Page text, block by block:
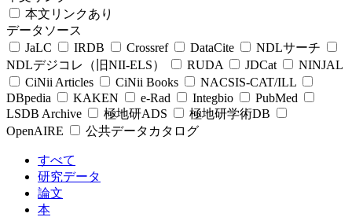
本文リンクあり
データソース
JaLC
IRDB Crossref DataCite
NDLサーチ
NDLデジコレ（旧NII-ELS）
RUDA JDCat
NINJAL
CiNii Articles
CiNii Books
NACSIS-CAT/ILL
DBpedia
KAKEN e-Rad Integbio
PubMed
LSDB Archive
極地研ADS
極地研学術DB
OpenAIRE
公共データカタログ
すべて
研究データ
論文
本